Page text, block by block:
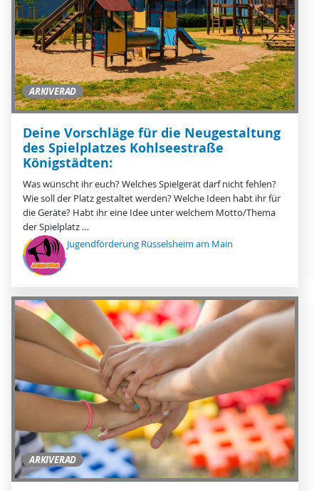
ARKIVERAD
Deine Vorschläge für die Neugestaltung
des Spielplatzes Kohlseestraße
Königstädten:
Was wünscht ihr euch? Welches Spielgerät darf nicht fehlen?
Wie soll der Platz gestaltet werden? Welche Ideen habt ihr für
die Geräte? Habt ihr eine Idee unter welchem Motto/Thema
der Spielplatz …
Jugendförderung Rüsselsheim am Main
ARKIVERAD